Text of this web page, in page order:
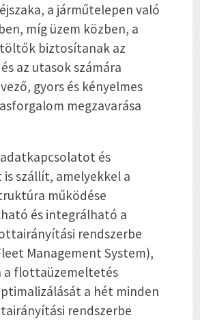
a járműtelepen való
míg üzem közben, a
biztosítanak az
az utasok számára
gyors és kényelmes
megzavarása
adatkapcsolatot és
szállít, amelyekkel a
működése
és integrálható a
rendszerbe
Management System),
a flottaüzemeltetés
a hét minden
rendszerbe